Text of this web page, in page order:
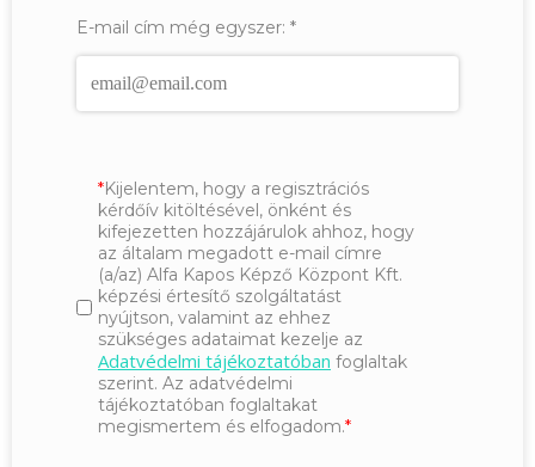
E-mail cím még egyszer: *
Kijelentem, hogy a regisztrációs
kérdőív kitöltésével, önként és
kifejezetten hozzájárulok ahhoz, hogy
az általam megadott e-mail címre
(a/az) Alfa Kapos Képző Központ Kft.
képzési értesítő szolgáltatást
nyújtson, valamint az ehhez
szükséges adataimat kezelje az
Adatvédelmi tájékoztatóban foglaltak
szerint. Az adatvédelmi
tájékoztatóban foglaltakat
megismertem és elfogadom.